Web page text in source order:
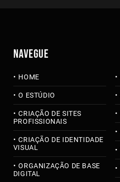
NAVEGUE
HOME
O ESTÚDIO
CRIAÇÃO DE SITES
PROFISSIONAIS
CRIAÇÃO DE IDENTIDADE
VISUAL
ORGANIZAÇÃO DE BASE
DIGITAL